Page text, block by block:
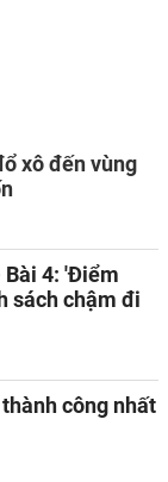
xô đến vùng
Bài 4: 'Điểm
sách chậm đi
công nhất